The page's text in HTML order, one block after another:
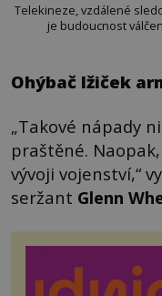
Telekineze, vzdálené
je budoucnost
Ohýbač lžiček
„Takové nápady
praštěné.
vývoji vojenství,“
seržant Glenn